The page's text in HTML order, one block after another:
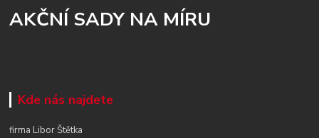
AKČNÍ SADY NA MÍRU
Kde nás najdete
firma Libor Štětka